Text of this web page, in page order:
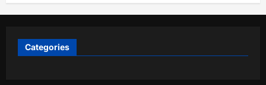
Categories